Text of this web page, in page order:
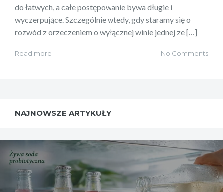
do łatwych, a całe postępowanie bywa długie i
wyczerpujące. Szczególnie wtedy, gdy staramy się o
rozwód z orzeczeniem o wyłącznej winie jednej ze […]
Read more No Comments
NAJNOWSZE ARTYKUŁY